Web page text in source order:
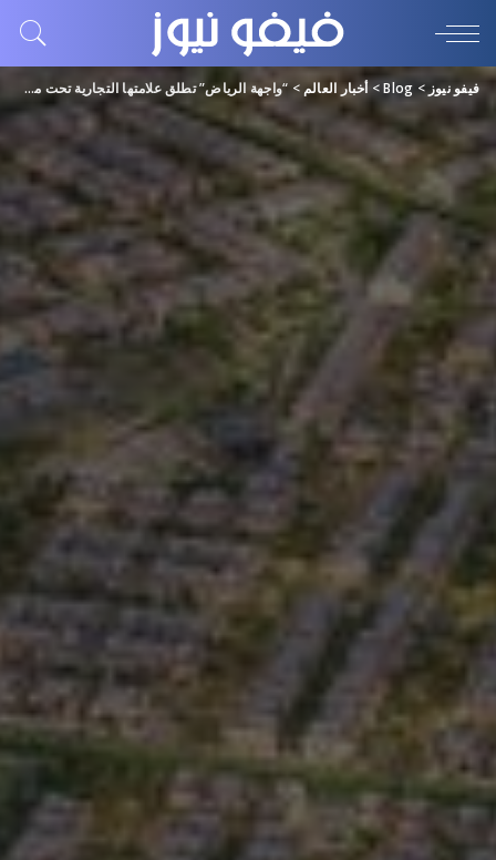
فيفو نيوز >
Blog
> أخبار العالم > “واجهة الرياض” تطلق علامتها التجارية تحت مسمى جديد